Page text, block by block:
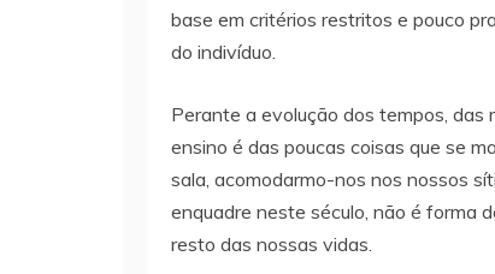
base em critérios restritos e pouco
do indivíduo.
Perante a evolução dos tempos, das
ensino é das poucas coisas que se
sala, acomodarmo-nos nos nossos
enquadre neste século, não é forma
resto das nossas vidas.